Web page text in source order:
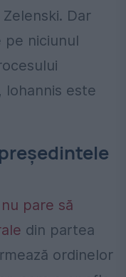
Dar
pe niciunul
Iohannis este
pare să
din partea
ordinelor